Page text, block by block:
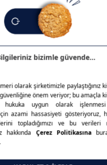
Vetiver, Silhat, Cypriol, Misk
Çiçeksi, Vanilyalı,
Pudramsı